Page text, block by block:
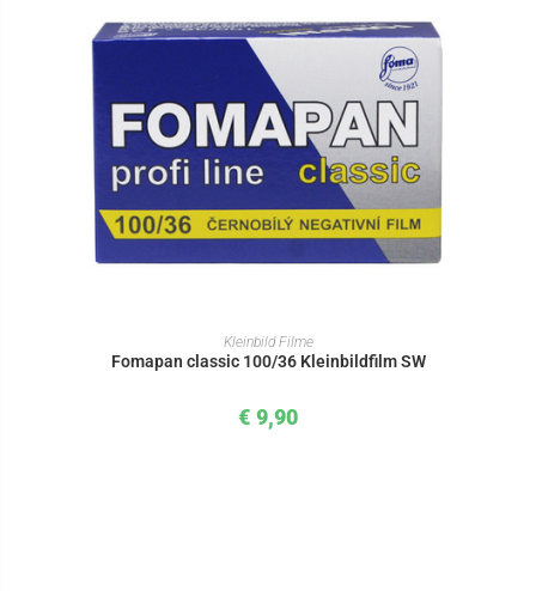
IN DEN WARENKORB
Kleinbild Filme
Fomapan classic 100/36 Kleinbildfilm SW
€ 9,90